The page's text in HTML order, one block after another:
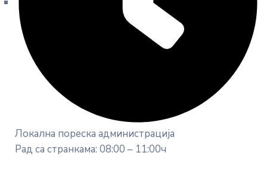
Локална пореска администрација
Рад са странкама: 08:00 – 11:00ч